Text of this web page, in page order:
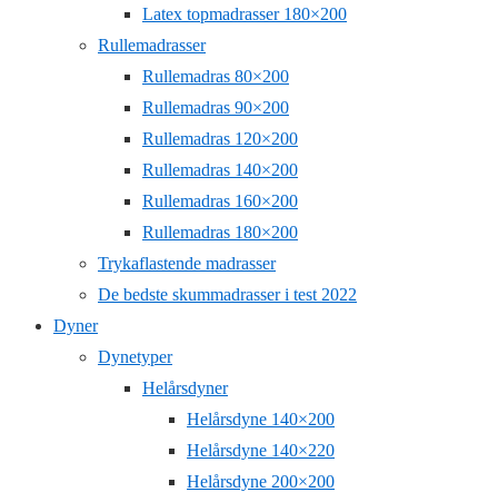
Latex topmadrasser 180×200
Rullemadrasser
Rullemadras 80×200
Rullemadras 90×200
Rullemadras 120×200
Rullemadras 140×200
Rullemadras 160×200
Rullemadras 180×200
Trykaflastende madrasser
De bedste skummadrasser i test 2022
Dyner
Dynetyper
Helårsdyner
Helårsdyne 140×200
Helårsdyne 140×220
Helårsdyne 200×200